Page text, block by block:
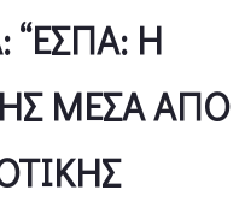
“ΕΣΠΑ: Η
ΜΕΣΑ ΑΠΟ